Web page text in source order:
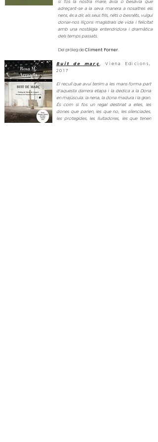
si fos la nostra mare, àvia o besàvia que
adreçant-se a la seva manera a nosaltres els
nens, és a dir, als seus fills, néts o besnéts, vulgui
donar-nos lliçons magistrals de vida i felicitat
amb una nostàlgia entendridora i dramàtica
dels temps passats.
Del pròleg de Climent Forner
| OTOÑO/INVIERNO 2023
| PRIMAVERA/VERANO 2023
Buit de març , Viena Edicions,
2017
El recull que avui tenim a les mans forma part
d'aquesta darrera etapa i la dedica a la Dona
en majúscula: la nena, la dona madura i la gran.
És com si fos un regal destinat a elles, les
dones que parlen, les que no, les silenciades,
les protegides, les lluitadores, les que tenen